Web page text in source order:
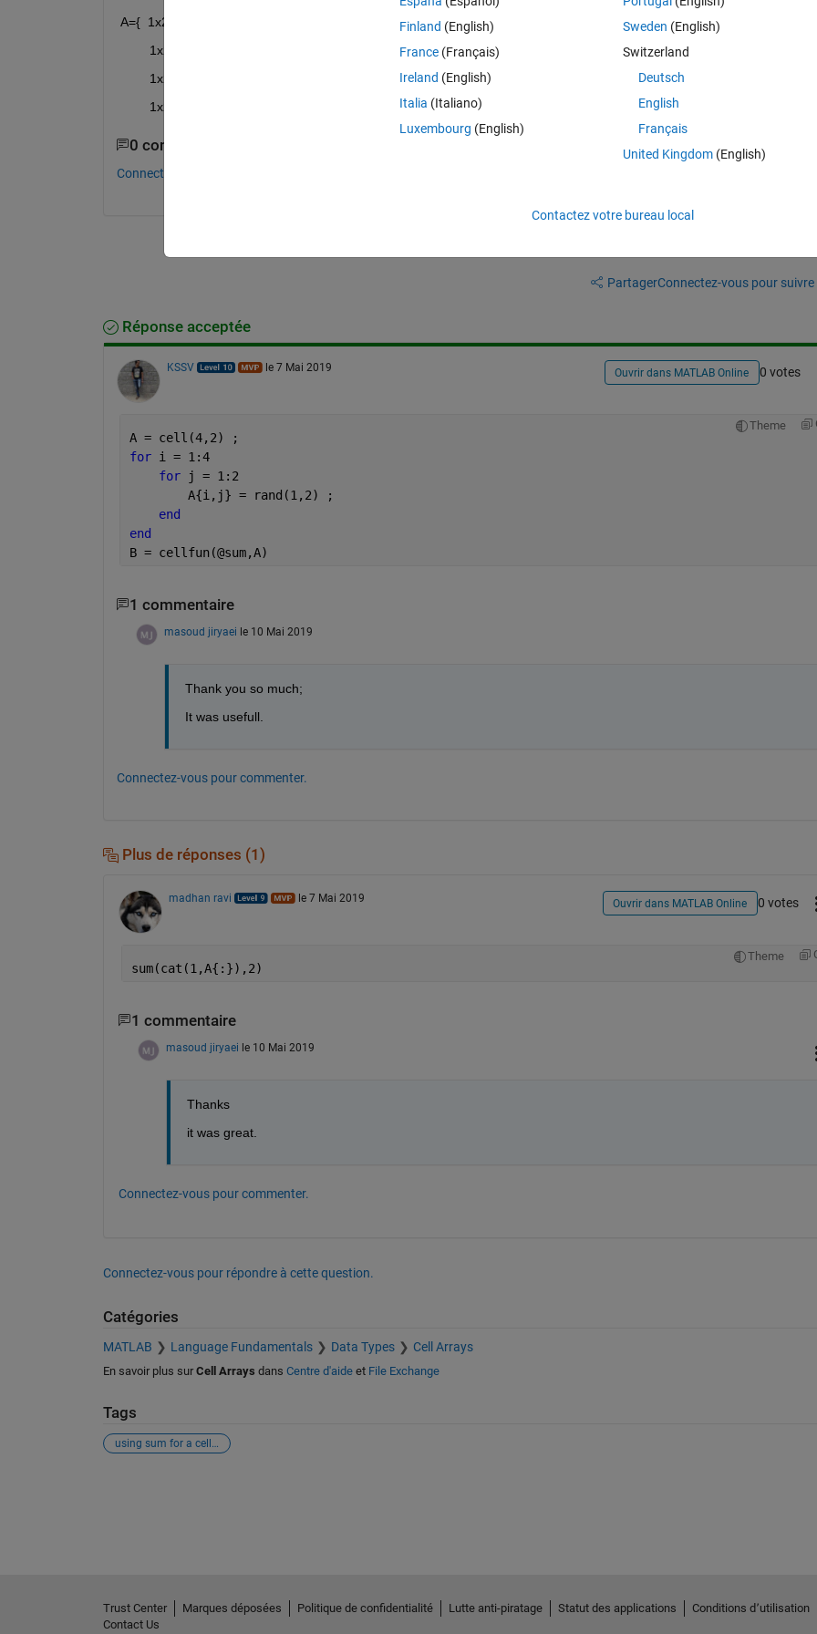
A={  1x2 double , 1x2 double
        1x2 double , 1x2 double
        1x2 double , 1x2 double
        1x2 double , 1x2 double }
0 commentaires
Connectez-vous pour commenter.
PartagerConnectez-vous pour suivre
Réponse acceptée
KSSV le 7 Mai 2019 Ouvrir dans MATLAB Online 0 votes
Theme
A = cell(4,2) ;
for i = 1:4
for
j = 1:2
        A{i,j} = rand(1,2) ;
end
end
B = cellfun(@sum,A)
1 commentaire
masoud jiryaei le 10 Mai 2019
Thank you so much;
It was usefull.
Connectez-vous pour commenter.
Plus de réponses (1)
madhan ravi le 7 Mai 2019 Ouvrir dans MATLAB Online 0 votes
Theme
sum(cat(1,A{:}),2)
1 commentaire
masoud jiryaei le 10 Mai 2019
Thanks
it was great.
Connectez-vous pour commenter.
Connectez-vous pour répondre à cette question.
Catégories
MATLAB Language Fundamentals Data Types Cell Arrays
En savoir plus sur Cell Arrays dans Centre d'aideet File Exchange
Tags
using sum for a cell array
Finland (English)
France (Français)
Ireland (English)
Italia (Italiano)
Luxembourg (English)
Sweden (English)
Switzerland
Deutsch
English
Français
United Kingdom(English)
Contactez votre bureau local
Trust Center Marques déposées Politique de confidentialité Lutte anti-piratage Statut des applications
Conditions d՚utilisation
Contact Us